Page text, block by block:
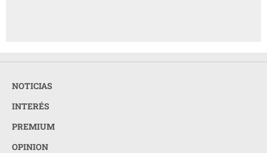
NOTICIAS
INTERÉS
PREMIUM
OPINION